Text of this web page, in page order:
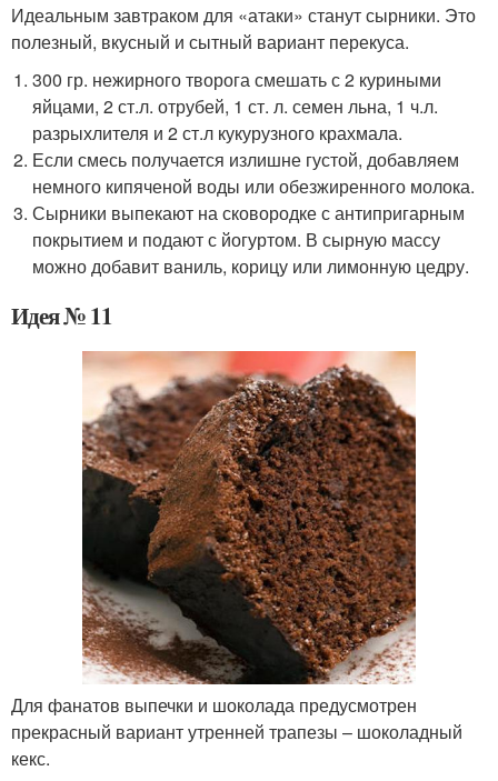
Идеальным завтраком для «атаки» станут сырники. Это
полезный, вкусный и сытный вариант перекуса.
300 гр. нежирного творога смешать с 2 куриными
яйцами, 2 ст.л. отрубей, 1 ст. л. семен льна, 1 ч.л.
разрыхлителя и 2 ст.л кукурузного крахмала.
Если смесь получается излишне густой, добавляем
немного кипяченой воды или обезжиренного молока.
Сырники выпекают на сковородке с антипригарным
покрытием и подают с йогуртом. В сырную массу
можно добавит ваниль, корицу или лимонную цедру.
Идея № 11
Для фанатов выпечки и шоколада предусмотрен
прекрасный вариант утренней трапезы – шоколадный
кекс.